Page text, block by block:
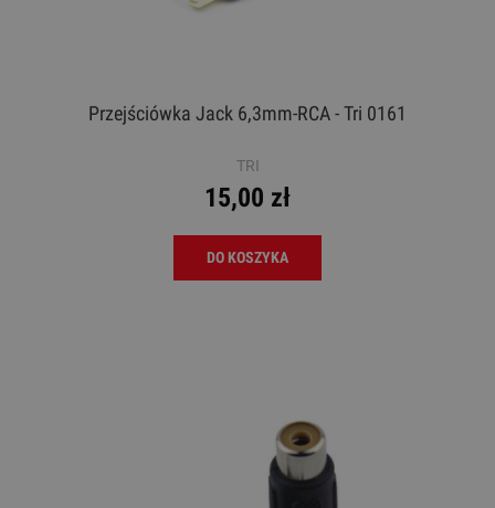
Przejściówka Jack 6,3mm-RCA - Tri 0161
TRI
15,00 zł
DO KOSZYKA